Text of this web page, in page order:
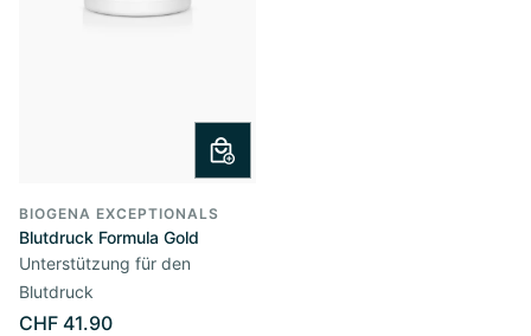
BIOGENA EXCEPTIONALS
Blutdruck Formula Gold
Unterstützung für den
Blutdruck
CHF 41.90